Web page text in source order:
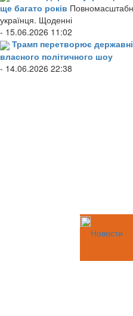
ще багато років
українця. Щоденні
- 15.06.2026 11:02
Трамп перетворює
власного політичного шоу
- 14.06.2026 22:38
Новости